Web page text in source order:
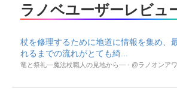
ラノベユーザーレビュ
杖を修理するために地道に情報を集め、
れるまでの流れがとても綺...
竜と祭礼―魔法杖職人の見地から― - @ラノオンア